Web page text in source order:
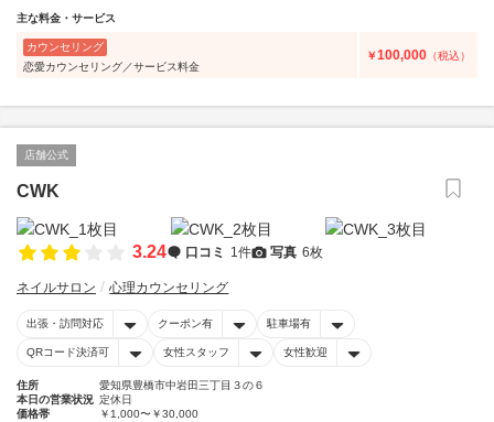
主な料金・サービス
カウンセリング
恋愛カウンセリング／サービス料金
￥100,000 （税込）
店舗公式
CWK
3.24 口コミ 1件 写真 6枚
ネイルサロン 心理カウンセリング
出張・訪問対応 クーポン有 駐車場有
QRコード決済可 女性スタッフ 女性歓迎
住所
愛知県豊橋市中岩田三丁目３の６
本日の営業状況 定休日
価格帯
￥1,000〜￥30,000